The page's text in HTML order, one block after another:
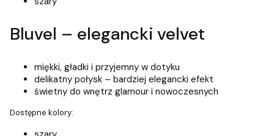
Bluvel – elegancki velvet
miękki, gładki i przyjemny w dotyku
delikatny połysk – bardziej elegancki efekt
świetny do wnętrz glamour i nowoczesnych
Dostępne kolory: